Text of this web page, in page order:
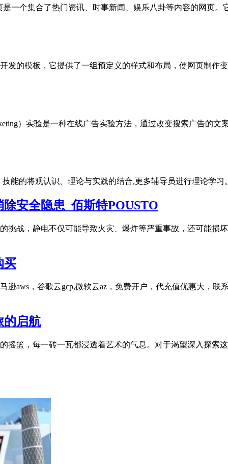
一个集合了热门资讯、时事新闻、娱乐八卦等内容的网页
发的模板，它提供了一组预定义的样式和布局，使网页制作
）实验是一种在线广告实验方法，通过改变搜索广告的
能的将观认识、理论与实践的结合,更多辅导员进行理论学
安全隐患_佰斯特POUSTO
挑战，静电不仅可能导致火灾、爆炸等严重事故，还可能损
买
aws，谷歌云gcp,微软云az，免费开户，代充值优惠大，联
的启航
摇篮，每一砖一瓦都浸透着艺术的气息。对于渴望深入探索